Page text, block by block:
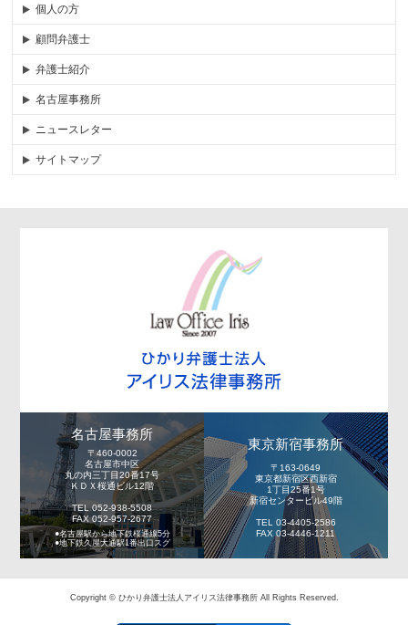
個人の方
顧問弁護士
弁護士紹介
名古屋事務所
ニュースレター
サイトマップ
名古屋事務所
〒460-0002
名古屋市中区
丸の内三丁目20番17号
ＫＤＸ桜通ビル12階
TEL 052-938-5508
FAX 052-957-2677
●名古屋駅から地下鉄桜通線5分
●地下鉄久屋大通駅1番出口スグ
東京新宿事務所
〒163-0649
東京都新宿区西新宿
1丁目25番1号
新宿センタービル49階
TEL 03-4405-2586
FAX 03-4446-1211
Copyright © ひかり弁護士法人アイリス法律事務所 All Rights Reserved.